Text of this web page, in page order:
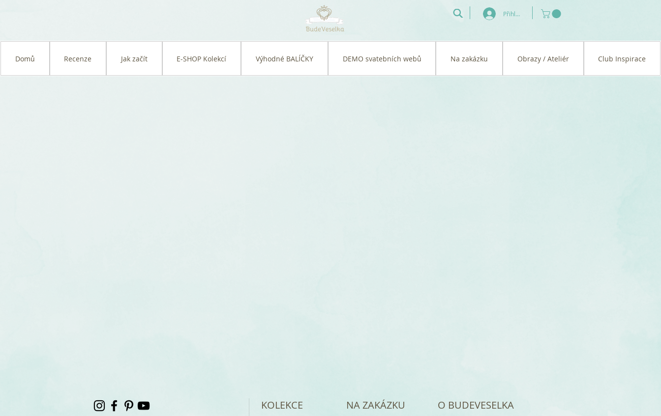
Přihlásit se
Domů Recenze Jak začít E-SHOP Kolekcí Výhodné BALÍČKY DEMO svatebních webů Na zakázku Obrazy / Ateliér Club Inspirace
KOLEKCE NA ZAKÁZKU O BUDEVESELKA